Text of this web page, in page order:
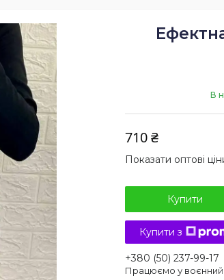
В
710 ₴
Показати оптові
Купити
Купити з
+380 (50) 237-99-17
Працюємо у воєнний